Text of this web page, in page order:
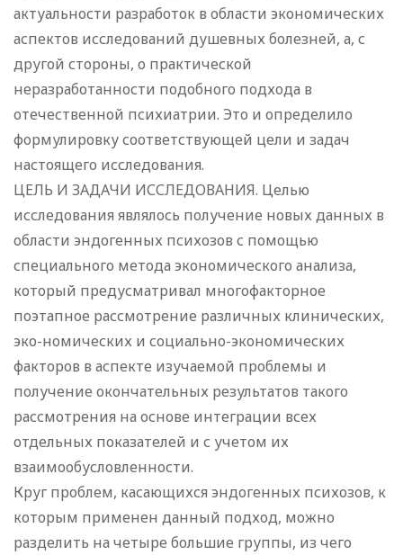
актуальности разработок в области экономических
аспектов исследований душевных болезней, а, с
другой стороны, о практической
неразработанности подобного подхода в
отечественной психиатрии. Это и определило
формулировку соответствующей цели и задач
настоящего исследования.
ЦЕЛЬ И ЗАДАЧИ ИССЛЕДОВАНИЯ. Целью
исследования являлось получение новых данных в
области эндогенных психозов с помощью
специального метода экономического анализа,
который предусматривал многофакторное
поэтапное рассмотрение различных клинических,
эко-номических и социально-экономических
факторов в аспекте изучаемой проблемы и
получение окончательных результатов такого
рассмотрения на основе интеграции всех
отдельных показателей и с учетом их
взаимообусловленности.
Круг проблем, касающихся эндогенных психозов, к
которым применен данный подход, можно
разделить на четыре большие группы, из чего